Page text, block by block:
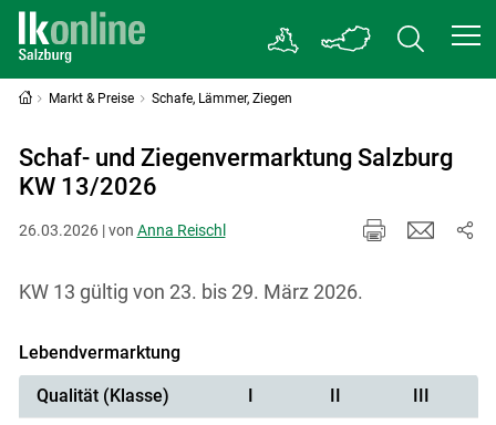
Markt & Preise Schafe, Lämmer, Ziegen
Schaf- und Ziegenvermarktung Salzburg
KW 13/2026
26.03.2026 | von Anna Reischl
KW 13 gültig von 23. bis 29. März 2026.
Lebendvermarktung
Qualität (Klasse) I II
III